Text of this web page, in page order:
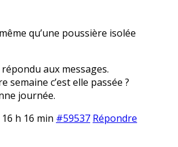
qu’une poussière isolée
répondu aux messages.
semaine c’est elle passée ?
journée.
h 16 min #59537 Répondre